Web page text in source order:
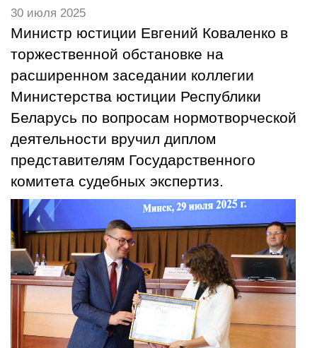
30 июля 2025
Министр юстиции Евгений Коваленко в
торжественной обстановке на
расширенном заседании коллегии
Министерства юстиции Республики
Беларусь по вопросам нормотворческой
деятельности вручил диплом
представителям Государственного
комитета судебных экспертиз.